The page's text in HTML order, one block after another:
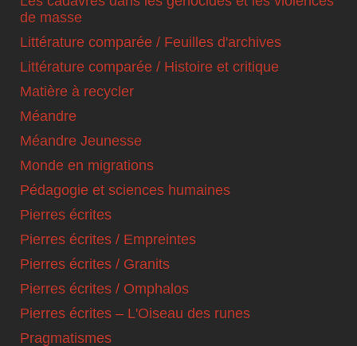
de masse
Littérature comparée / Feuilles d'archives
Littérature comparée / Histoire et critique
Matière à recycler
Méandre
Méandre Jeunesse
Monde en migrations
Pédagogie et sciences humaines
Pierres écrites
Pierres écrites / Empreintes
Pierres écrites / Granits
Pierres écrites / Omphalos
Pierres écrites – L'Oiseau des runes
Pragmatismes